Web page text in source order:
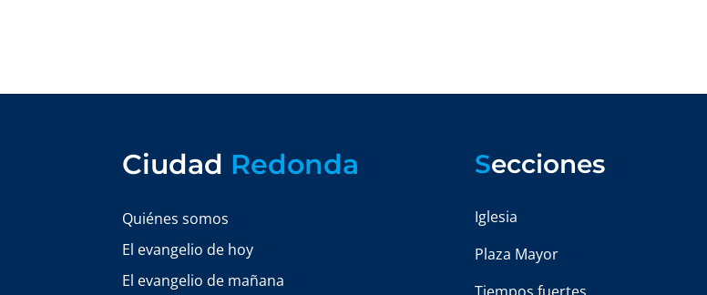
Ciudad Redonda
Quiénes somos
El evangelio de hoy
El evangelio de mañana
Secciones
Iglesia
Plaza Mayor
Tiempos fuertes